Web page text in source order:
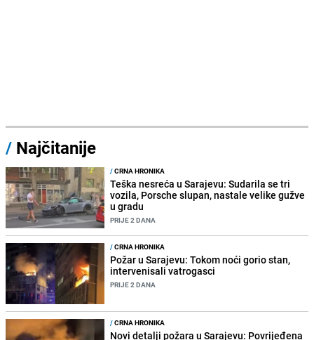
/ Najčitanije
/CRNA HRONIKA
Teška nesreća u Sarajevu: Sudarila se tri
vozila, Porsche slupan, nastale velike gužve
u gradu
PRIJE 2 DANA
/CRNA HRONIKA
Požar u Sarajevu: Tokom noći gorio stan,
intervenisali vatrogasci
PRIJE 2 DANA
/CRNA HRONIKA
Novi detalji požara u Sarajevu: Povrijeđena